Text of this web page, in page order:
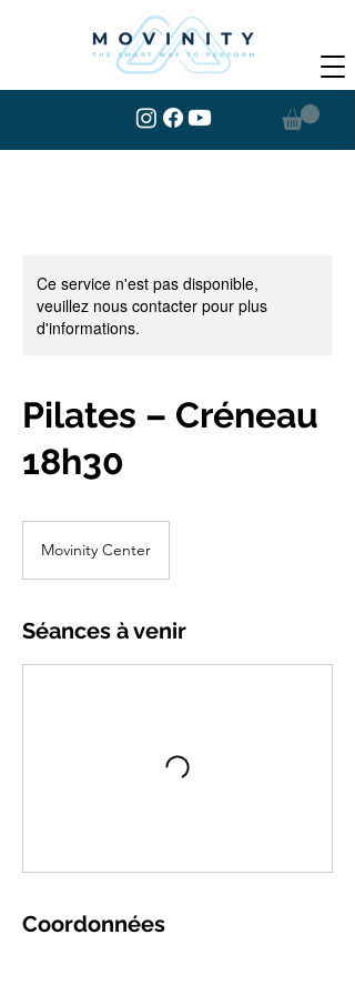
Ce service n'est pas disponible,
veuillez nous contacter pour plus
d'informations.
Pilates – Créneau
18h30
Movinity Center
Séances à venir
Coordonnées